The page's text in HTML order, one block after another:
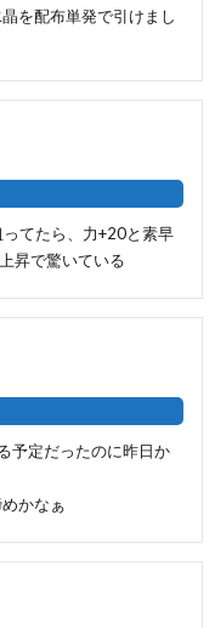
を配布単発で引けまし
てたら、力+20と素早
昇で驚いている
予定だったのに昨日か
かなぁ